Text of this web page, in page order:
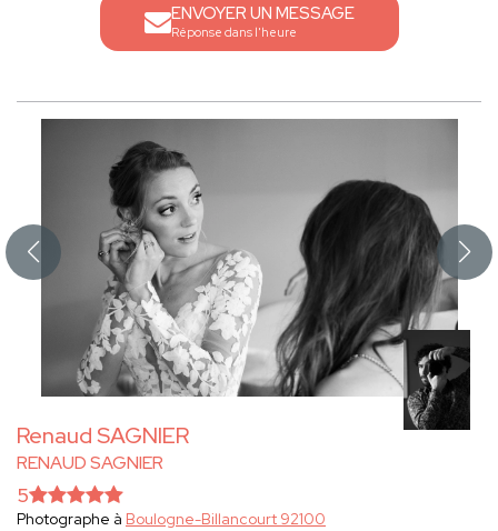
ENVOYER UN MESSAGE
Réponse dans l'heure
Renaud SAGNIER
RENAUD SAGNIER
5
Photographe à Boulogne-Billancourt 92100